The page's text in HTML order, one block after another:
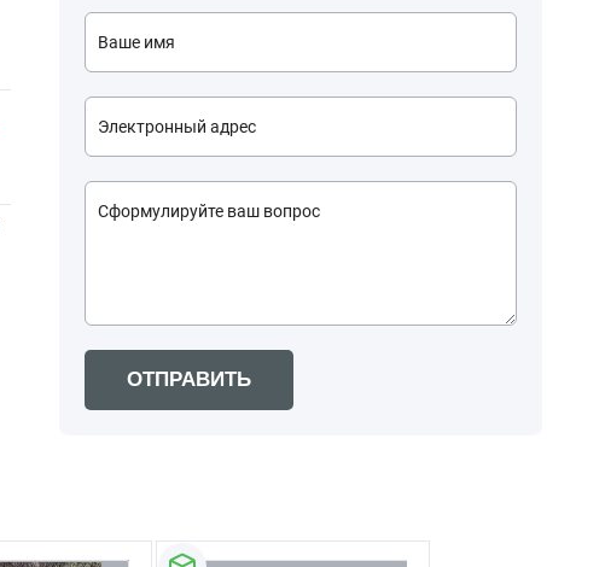
ОТПРАВИТЬ